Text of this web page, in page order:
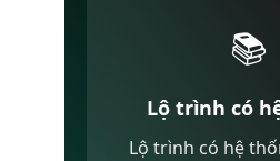
📚
Lộ trình có
Lộ trình có hệ